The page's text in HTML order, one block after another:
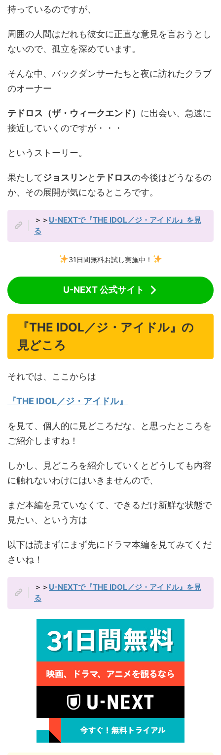
持っているのですが、
周囲の人間はだれも彼女に正直な意見を言おうとし
ないので、孤立を深めています。
そんな中、バックダンサーたちと夜に訪れたクラブ
のオーナー
テドロス（ザ・ウィークエンド） に出会い、急速に
接近していくのですが・・・
というストーリー。
果たしてジョスリンと テドロスの今後はどうなるの
か、その展開が気になるところです。
＞＞ U-NEXTで『THE IDOL／ジ・アイドル』を見
る
31日間無料お試し実施中！
U-NEXT 公式サイト
『THE IDOL／ジ・アイドル』の
見どころ
それでは、ここからは
『THE IDOL／ジ・アイドル』
を見て、個人的に見どころだな、と思ったところを
ご紹介しますね！
しかし、見どころを紹介していくとどうしても内容
に触れないわけにはいきませんので、
まだ本編を見ていなくて、できるだけ新鮮な状態で
見たい、という方は
以下は読まずにまず先にドラマ本編を見てみてくだ
さいね！
＞＞ U-NEXTで『THE IDOL／ジ・アイドル』を見
る